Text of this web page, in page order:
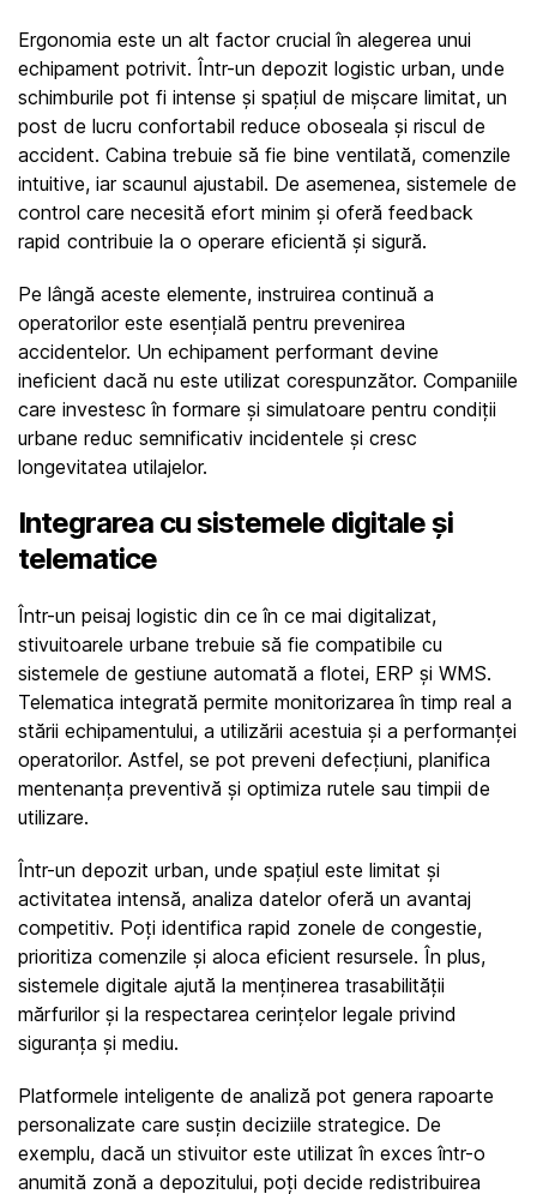
Ergonomia este un alt factor crucial în alegerea unui
echipament potrivit. Într-un depozit logistic urban, unde
schimburile pot fi intense și spațiul de mișcare limitat, un
post de lucru confortabil reduce oboseala și riscul de
accident. Cabina trebuie să fie bine ventilată, comenzile
intuitive, iar scaunul ajustabil. De asemenea, sistemele de
control care necesită efort minim și oferă feedback
rapid contribuie la o operare eficientă și sigură.
Pe lângă aceste elemente, instruirea continuă a
operatorilor este esențială pentru prevenirea
accidentelor. Un echipament performant devine
ineficient dacă nu este utilizat corespunzător. Companiile
care investesc în formare și simulatoare pentru condiții
urbane reduc semnificativ incidentele și cresc
longevitatea utilajelor.
Integrarea cu sistemele digitale și
telematice
Într-un peisaj logistic din ce în ce mai digitalizat,
stivuitoarele urbane trebuie să fie compatibile cu
sistemele de gestiune automată a flotei, ERP și WMS.
Telematica integrată permite monitorizarea în timp real a
stării echipamentului, a utilizării acestuia și a performanței
operatorilor. Astfel, se pot preveni defecțiuni, planifica
mentenanța preventivă și optimiza rutele sau timpii de
utilizare.
Într-un depozit urban, unde spațiul este limitat și
activitatea intensă, analiza datelor oferă un avantaj
competitiv. Poți identifica rapid zonele de congestie,
prioritiza comenzile și aloca eficient resursele. În plus,
sistemele digitale ajută la menținerea trasabilității
mărfurilor și la respectarea cerințelor legale privind
siguranța și mediu.
Platformele inteligente de analiză pot genera rapoarte
personalizate care susțin deciziile strategice. De
exemplu, dacă un stivuitor este utilizat în exces într-o
anumită zonă a depozitului, poți decide redistribuirea